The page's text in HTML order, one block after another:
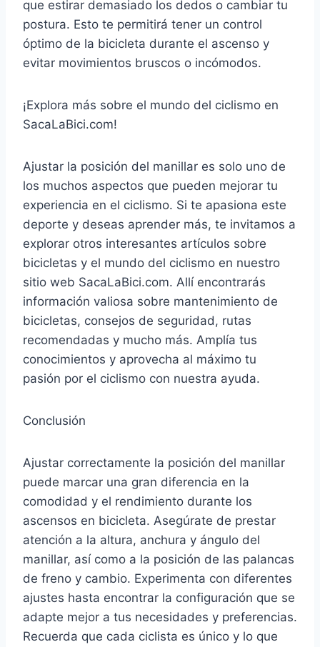
que estirar demasiado los dedos o cambiar tu
postura. Esto te permitirá tener un control
óptimo de la bicicleta durante el ascenso y
evitar movimientos bruscos o incómodos.
¡Explora más sobre el mundo del ciclismo en
SacaLaBici.com!
Ajustar la posición del manillar es solo uno de
los muchos aspectos que pueden mejorar tu
experiencia en el ciclismo. Si te apasiona este
deporte y deseas aprender más, te invitamos a
explorar otros interesantes artículos sobre
bicicletas y el mundo del ciclismo en nuestro
sitio web SacaLaBici.com. Allí encontrarás
información valiosa sobre mantenimiento de
bicicletas, consejos de seguridad, rutas
recomendadas y mucho más. Amplía tus
conocimientos y aprovecha al máximo tu
pasión por el ciclismo con nuestra ayuda.
Conclusión
Ajustar correctamente la posición del manillar
puede marcar una gran diferencia en la
comodidad y el rendimiento durante los
ascensos en bicicleta. Asegúrate de prestar
atención a la altura, anchura y ángulo del
manillar, así como a la posición de las palancas
de freno y cambio. Experimenta con diferentes
ajustes hasta encontrar la configuración que se
adapte mejor a tus necesidades y preferencias.
Recuerda que cada ciclista es único y lo que